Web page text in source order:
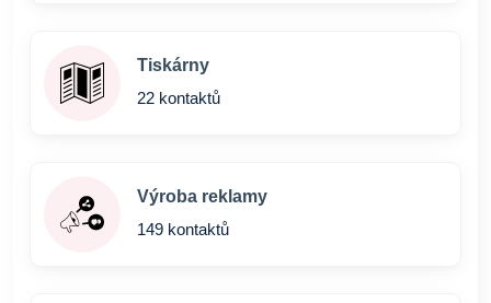
Tiskárny
22 kontaktů
Výroba reklamy
149 kontaktů